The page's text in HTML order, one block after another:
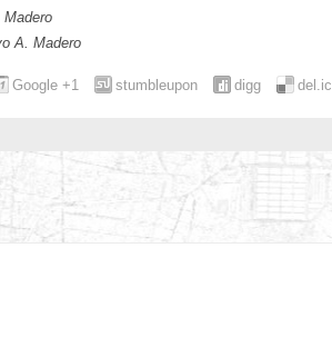
A. Madero
digg
stumbleupon
Google +1